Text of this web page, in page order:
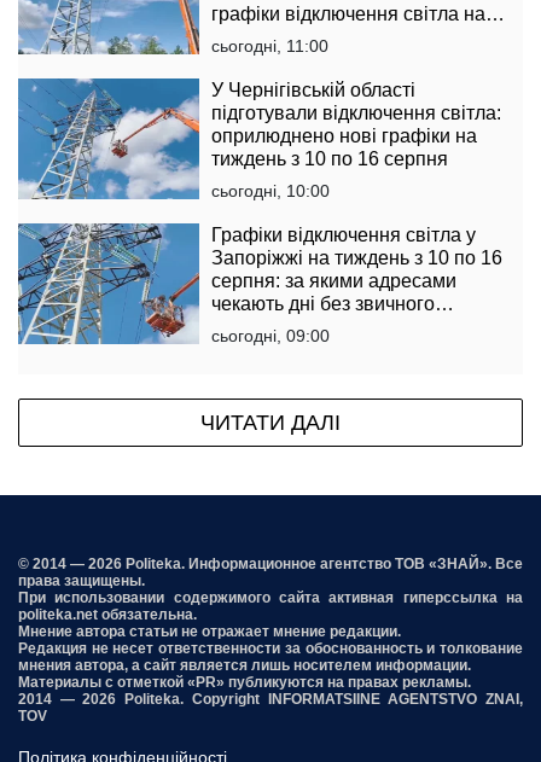
графіки відключення світла на
тиждень з 10 по 16 серпня
сьогодні, 11:00
У Чернігівській області
підготували відключення світла:
оприлюднено нові графіки на
тиждень з 10 по 16 серпня
сьогодні, 10:00
Графіки відключення світла у
Запоріжжі на тиждень з 10 по 16
серпня: за якими адресами
чекають дні без звичного
комфорту
сьогодні, 09:00
ЧИТАТИ ДАЛІ
© 2014 — 2026 Politeka. Информационное агентство ТОВ «ЗНАЙ». Все
права защищены.
При использовании содержимого сайта активная гиперссылка на
politeka.net обязательна.
Мнение автора статьи не отражает мнение редакции.
Редакция не несет ответственности за обоснованность и толкование
мнения автора, а сайт является лишь носителем информации.
Материалы с отметкой «PR» публикуются на правах рекламы.
2014 — 2026 Politeka. Copyright INFORMATSIINE AGENTSTVO ZNAI,
TOV
Політика конфіденційності